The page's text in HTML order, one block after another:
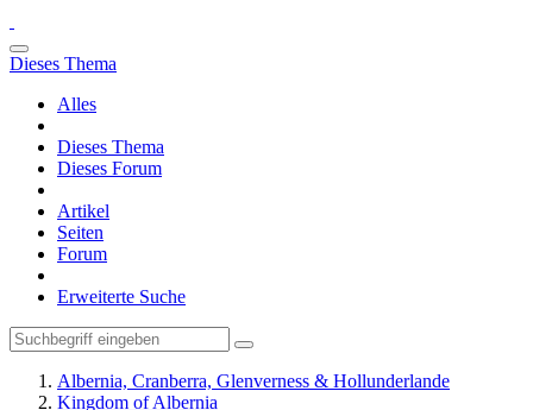
Dieses Thema
Alles
Dieses Thema
Dieses Forum
Artikel
Seiten
Forum
Erweiterte Suche
Albernia, Cranberra, Glenverness & Hollunderlande
Kingdom of Albernia